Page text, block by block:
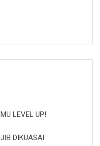
LEVEL UP!
DIKUASAI